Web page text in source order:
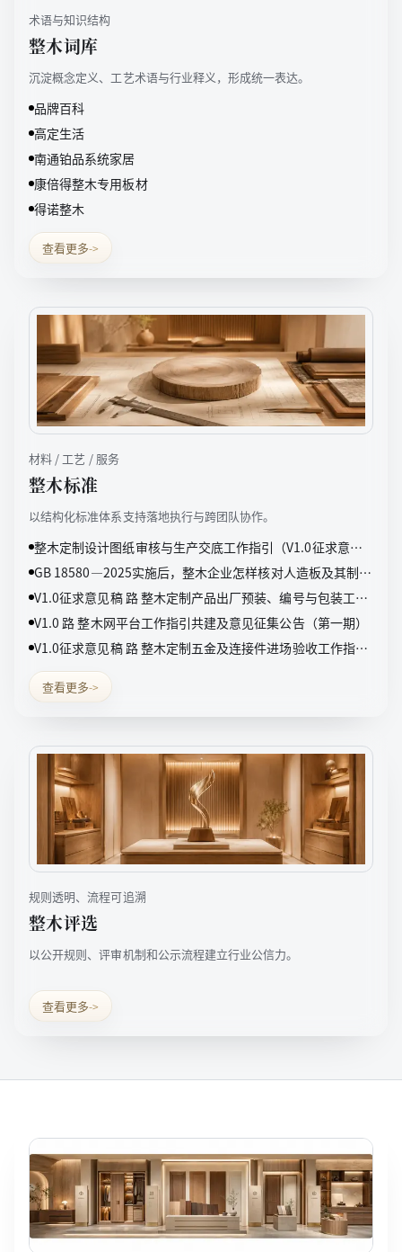
术语与知识结构
整木词库
沉淀概念定义、工艺术语与行业释义，形成统一表达。
品牌百科
高定生活
南通铂品系统家居
康倍得整木专用板材
得诺整木
查看更多->
材料 / 工艺 / 服务
整木标准
以结构化标准体系支持落地执行与跨团队协作。
整木定制设计图纸审核与生产交底工作指引（V1.0征求意见
稿）
GB 18580—2025实施后，整木企业怎样核对人造板及其制品
甲醛检测报告
V1.0征求意见稿 路 整木定制产品出厂预装、编号与包装工作
指引（V1.0征求意见稿）
V1.0 路 整木网平台工作指引共建及意见征集公告（第一期）
V1.0征求意见稿 路 整木定制五金及连接件进场验收工作指引
查看更多->
规则透明、流程可追溯
整木评选
以公开规则、评审机制和公示流程建立行业公信力。
查看更多->